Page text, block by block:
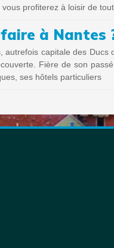
vous profiterez à loisir de
à Nantes
autrefois capitale des
Fière de son
ses hôtels particuliers